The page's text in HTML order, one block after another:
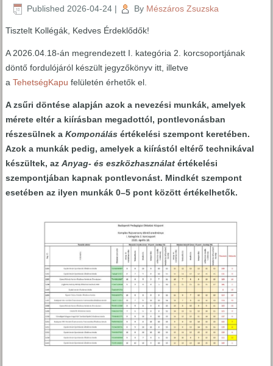
Published 2026-04-24 | By Mészáros Zsuzska
Tisztelt Kollégák, Kedves Érdeklődők!
A 2026.04.18-án megrendezett I. kategória 2. korcsoportjának
döntő fordulójáról készült jegyzőkönyv itt, illetve
aTehetségKapu felületén érhetők el.
A zsűri döntése alapján azok a nevezési munkák, amelyek
mérete eltér a kiírásban megadottól, pontlevonásban
részesülnek aKomponálás értékelési szempont keretében.
Azok a munkák pedig, amelyek a kiírástól eltérő technikával
készültek, azAnyag- és eszközhasználat értékelési
szempontjában kapnak pontlevonást. Mindkét szempont
esetében az ilyen munkák 0–5 pont között értékelhetők.